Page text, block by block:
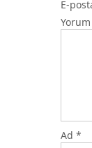
E-
Yorum
Ad *